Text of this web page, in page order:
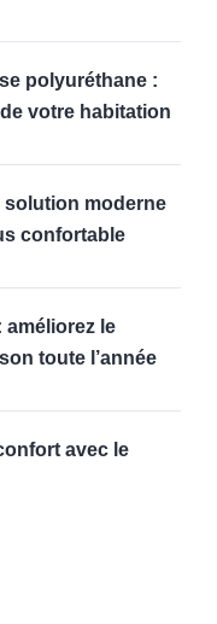
polyuréthane :
votre habitation
solution moderne
confortable
améliorez le
toute l’année
avec le